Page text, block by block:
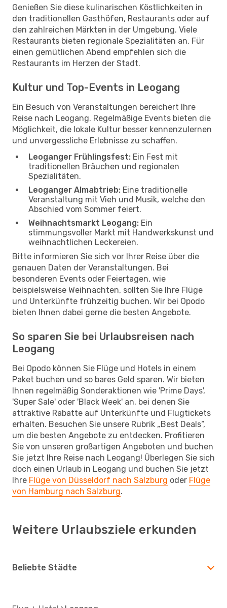
Genießen Sie diese kulinarischen Köstlichkeiten in
den traditionellen Gasthöfen, Restaurants oder auf
den zahlreichen Märkten in der Umgebung. Viele
Restaurants bieten regionale Spezialitäten an. Für
einen gemütlichen Abend empfehlen sich die
Restaurants im Herzen der Stadt.
Kultur und Top-Events in Leogang
Ein Besuch von Veranstaltungen bereichert Ihre
Reise nach Leogang. Regelmäßige Events bieten die
Möglichkeit, die lokale Kultur besser kennenzulernen
und unvergessliche Erlebnisse zu schaffen.
Leoganger Frühlingsfest: Ein Fest mit
traditionellen Bräuchen und regionalen
Spezialitäten.
Leoganger Almabtrieb: Eine traditionelle
Veranstaltung mit Vieh und Musik, welche den
Abschied vom Sommer feiert.
Weihnachtsmarkt Leogang: Ein
stimmungsvoller Markt mit Handwerkskunst und
weihnachtlichen Leckereien.
Bitte informieren Sie sich vor Ihrer Reise über die
genauen Daten der Veranstaltungen. Bei
besonderen Events oder Feiertagen, wie
beispielsweise Weihnachten, sollten Sie Ihre Flüge
und Unterkünfte frühzeitig buchen. Wir bei Opodo
bieten Ihnen dabei gerne die besten Angebote.
So sparen Sie bei Urlaubsreisen nach
Leogang
Bei Opodo können Sie Flüge und Hotels in einem
Paket buchen und so bares Geld sparen. Wir bieten
Ihnen regelmäßig Sonderaktionen wie 'Prime Days',
'Super Sale' oder 'Black Week' an, bei denen Sie
attraktive Rabatte auf Unterkünfte und Flugtickets
erhalten. Besuchen Sie unsere Rubrik „Best Deals“,
um die besten Angebote zu entdecken. Profitieren
Sie von unseren großartigen Angeboten und buchen
Sie jetzt Ihre Reise nach Leogang! Überlegen Sie sich
doch einen Urlaub in Leogang und buchen Sie jetzt
Ihre Flüge von Düsseldorf nach Salzburg oder Flüge
von Hamburg nach Salzburg.
Weitere Urlaubsziele erkunden
Beliebte Städte